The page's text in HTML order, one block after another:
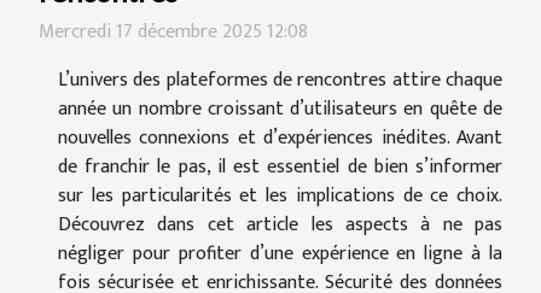
Mercredi 17 décembre 2025 12:08
L’univers des plateformes de rencontres attire chaque
année un nombre croissant d’utilisateurs en quête de
nouvelles connexions et d’expériences inédites. Avant
de franchir le pas, il est essentiel de bien s’informer
sur les particularités et les implications de ce choix.
Découvrez dans cet article les aspects à ne pas
négliger pour profiter d’une expérience en ligne à la
fois sécurisée et enrichissante. Sécurité des données